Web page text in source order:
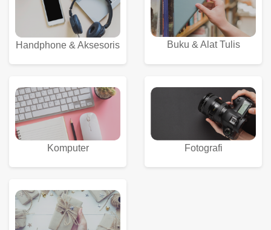
Handphone & Aksesoris Buku & Alat Tulis
Komputer Fotografi